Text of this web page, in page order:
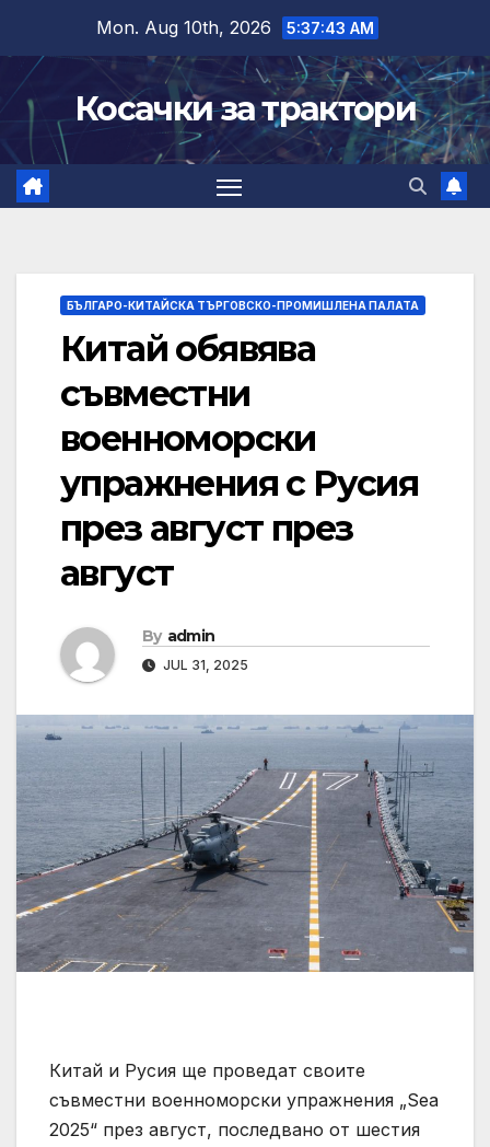
content
Mon. Aug 10th, 2026 5:37:44 AM
Косачки за трактори
БЪЛГАРО-КИТАЙСКА ТЪРГОВСКО-ПРОМИШЛЕНА ПАЛАТА
Китай обявява
съвместни
военноморски
упражнения с Русия
през август през
август
By admin
JUL 31, 2025
Китай и Русия ще проведат своите
съвместни военноморски упражнения „Sea
2025“ през август, последвано от шестия